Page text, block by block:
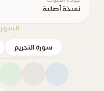
نسخة أصلية
سورة التحريم